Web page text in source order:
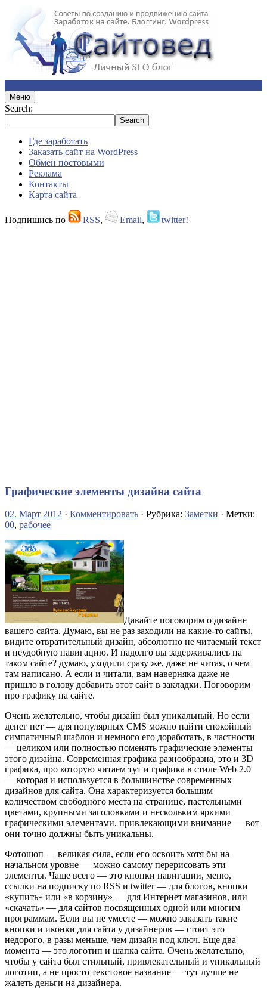
Меню
Search:
Где заработать
Заказать сайт на WordPress
Обмен постовыми
Реклама
Контакты
Карта сайта
Подпишись по RSS, Email, twitter!
Графические элементы дизайна сайта
02. Март 2012 · Комментировать · Рубрика: Заметки · Метки:
00, рабочее
Давайте поговорим о дизайне
вашего сайта. Думаю, вы не раз заходили на какие-то сайты,
видите отвратительный дизайн, абсолютно не читаемый текст
и неудобную навигацию. И надолго вы задерживались на
таком сайте? думаю, уходили сразу же, даже не читая, о чем
там написано. А если и читали, вам наверняка даже не
пришло в голову добавить этот сайт в закладки. Поговорим
про графику на сайте.
Очень желательно, чтобы дизайн был уникальный. Но если
денег нет — для популярных CMS можно найти спокойный
симпатичный шаблон и немного его доработать, в частности
— целиком или полностью поменять графические элементы
этого дизайна. Современная графика разнообразна, это и 3D
графика, про которую читаем тут и графика в стиле Web 2.0
— которая и используется в большинстве современных
дизайнов для сайта. Она характеризуется большим
количеством свободного места на странице, пастельными
цветами, крупными заголовками и нескольким яркими
графическими элементами, привлекающими внимание — вот
они точно должны быть уникальны.
Фотошоп — великая сила, если его освоить хотя бы на
начальном уровне — можно самому перерисовать эти
элементы. Чаще всего — это кнопки навигации, меню,
ссылки на подписку по RSS и twitter — для блогов, кнопки
«купить» или «в корзину» — для Интернет магазинов, или
«скачать» — для сайтов посвященных одной или многим
программам. Если вы не умеете — можно заказать такие
кнопки и иконки для сайта у дизайнеров — стоит это
недорого, в разы меньше, чем дизайн под ключ. Еще два
момента — это логотип и шапка сайта. Очень желательно,
чтобы у сайта был стильный, привлекательный и уникальный
логотип, а не просто текстовое название — тут лучше не
жалеть деньги на дизайнера.